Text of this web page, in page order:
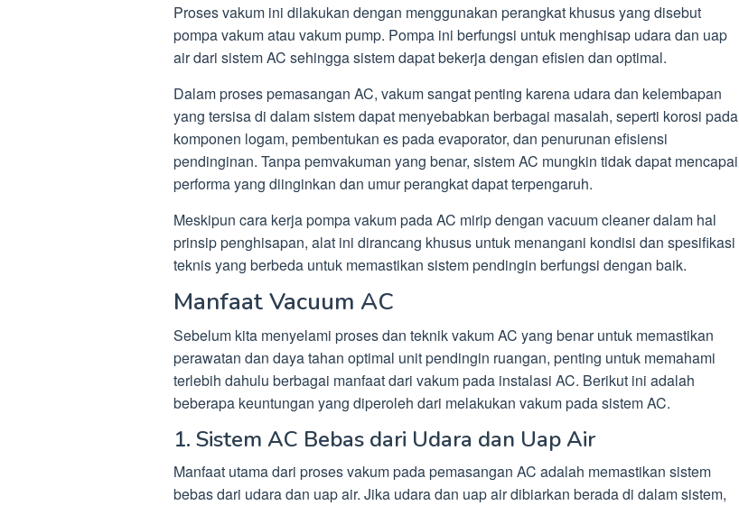
Proses vakum ini dilakukan dengan menggunakan perangkat khusus yang disebut
pompa vakum atau vakum pump. Pompa ini berfungsi untuk menghisap udara dan uap
air dari sistem AC sehingga sistem dapat bekerja dengan efisien dan optimal.
Dalam proses pemasangan AC, vakum sangat penting karena udara dan kelembapan
yang tersisa di dalam sistem dapat menyebabkan berbagai masalah, seperti korosi pada
komponen logam, pembentukan es pada evaporator, dan penurunan efisiensi
pendinginan. Tanpa pemvakuman yang benar, sistem AC mungkin tidak dapat mencapai
performa yang diinginkan dan umur perangkat dapat terpengaruh.
Meskipun cara kerja pompa vakum pada AC mirip dengan vacuum cleaner dalam hal
prinsip penghisapan, alat ini dirancang khusus untuk menangani kondisi dan spesifikasi
teknis yang berbeda untuk memastikan sistem pendingin berfungsi dengan baik.
Manfaat Vacuum AC
Sebelum kita menyelami proses dan teknik vakum AC yang benar untuk memastikan
perawatan dan daya tahan optimal unit pendingin ruangan, penting untuk memahami
terlebih dahulu berbagai manfaat dari vakum pada instalasi AC. Berikut ini adalah
beberapa keuntungan yang diperoleh dari melakukan vakum pada sistem AC.
1. Sistem AC Bebas dari Udara dan Uap Air
Manfaat utama dari proses vakum pada pemasangan AC adalah memastikan sistem
bebas dari udara dan uap air. Jika udara dan uap air dibiarkan berada di dalam sistem,